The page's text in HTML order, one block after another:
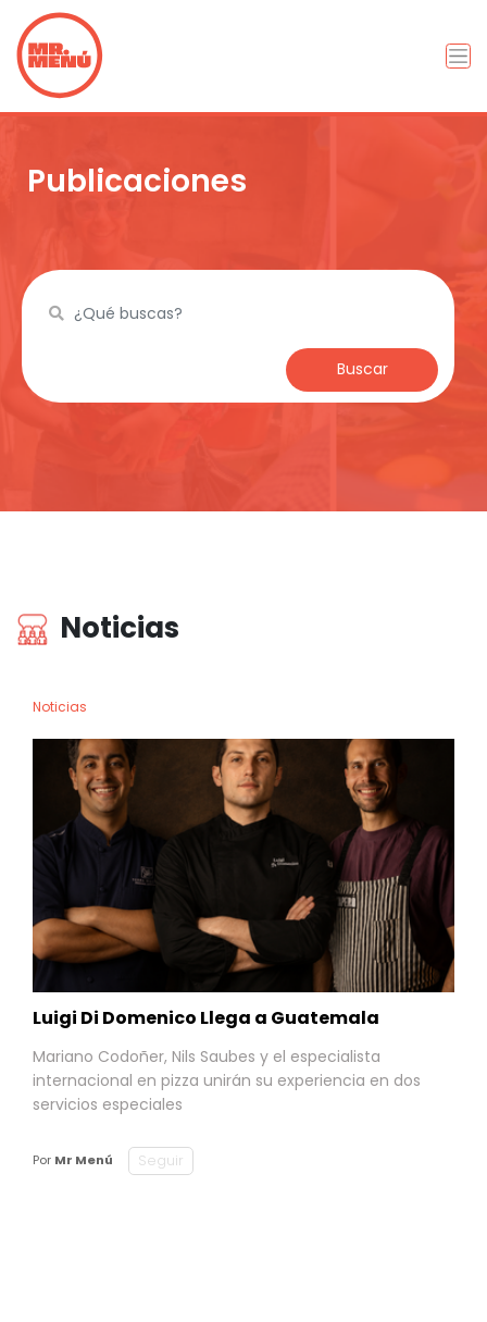
Publicaciones
Buscar
Noticias
Noticias
Luigi Di Domenico Llega a Guatemala
Mariano Codoñer, Nils Saubes y el especialista
internacional en pizza unirán su experiencia en dos
servicios especiales
Por Mr Menú Seguir